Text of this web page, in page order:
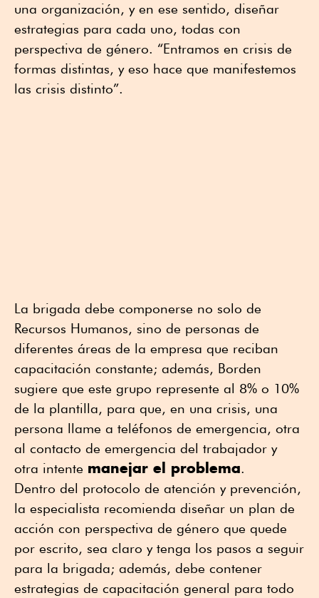
una organización, y en ese sentido, diseñar
estrategias para cada uno, todas con
perspectiva de género. “Entramos en crisis de
formas distintas, y eso hace que manifestemos
las crisis distinto”.
La brigada debe componerse no solo de
Recursos Humanos, sino de personas de
diferentes áreas de la empresa que reciban
capacitación constante; además, Borden
sugiere que este grupo represente al 8% o 10%
de la plantilla, para que, en una crisis, una
persona llame a teléfonos de emergencia, otra
al contacto de emergencia del trabajador y
otra intente manejar el problema.
Dentro del protocolo de atención y prevención,
la especialista recomienda diseñar un plan de
acción con perspectiva de género que quede
por escrito, sea claro y tenga los pasos a seguir
para la brigada; además, debe contener
estrategias de capacitación general para todo